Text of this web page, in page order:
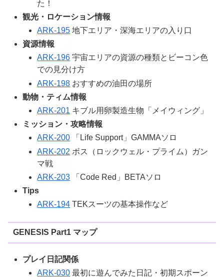
た！
観光・ロケーション情報
ARK-195 地下エリア・深海エリアの入り口
資源情報
ARK-196 宇宙エリアの資源の種類とビーコン色
での見分け方
ARK-198 おすすめの油田の場所
動物・ティム情報
ARK-201 キブル用卵製造生物「メイウィング」
ミッション・攻略情報
ARK-200 「Life Support」GAMMAソロ
ARK-202 ボス（ロックウェル・プライム）ガン
マ戦
ARK-203 「Code Red」BETAソロ
Tips
ARK-194 TEKスーツの基本操作など
GENESIS Part1 マップ
プレイ日記関係
ARK-030 最初に遊んでみた日記・初期スポーン